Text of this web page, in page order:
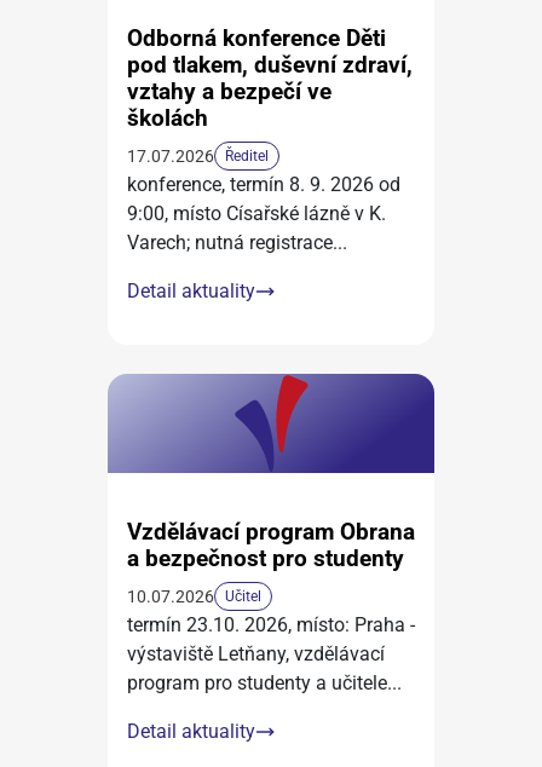
Odborná konference Děti
pod tlakem, duševní zdraví,
vztahy a bezpečí ve
školách
17.07.2026 Ředitel
konference, termín 8. 9. 2026 od
9:00, místo Císařské lázně v K.
Varech; nutná registrace...
Detail aktuality
Vzdělávací program Obrana
a bezpečnost pro studenty
10.07.2026 Učitel
termín 23.10. 2026, místo: Praha -
výstaviště Letňany, vzdělávací
program pro studenty a učitele...
Detail aktuality